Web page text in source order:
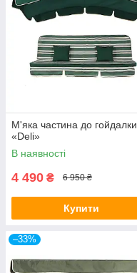
М'яка частина до гойдалки
«Deli»
В наявності
4 490 ₴ 6 950 ₴
Купити
–33%